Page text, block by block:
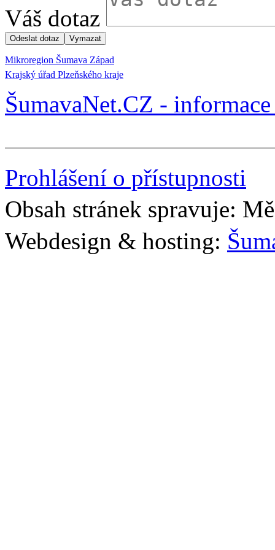
Váš dotaz
Mikroregion Šumava Západ
Krajský úřad Plzeňského kraje
ŠumavaNet.CZ -
Prohlášení o přístupnosti
Obsah stránek spravuje:
Webdesign & hosting: